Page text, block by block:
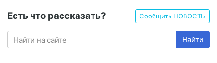
Есть что рассказать? Сообщить НОВОСТЬ
Найти